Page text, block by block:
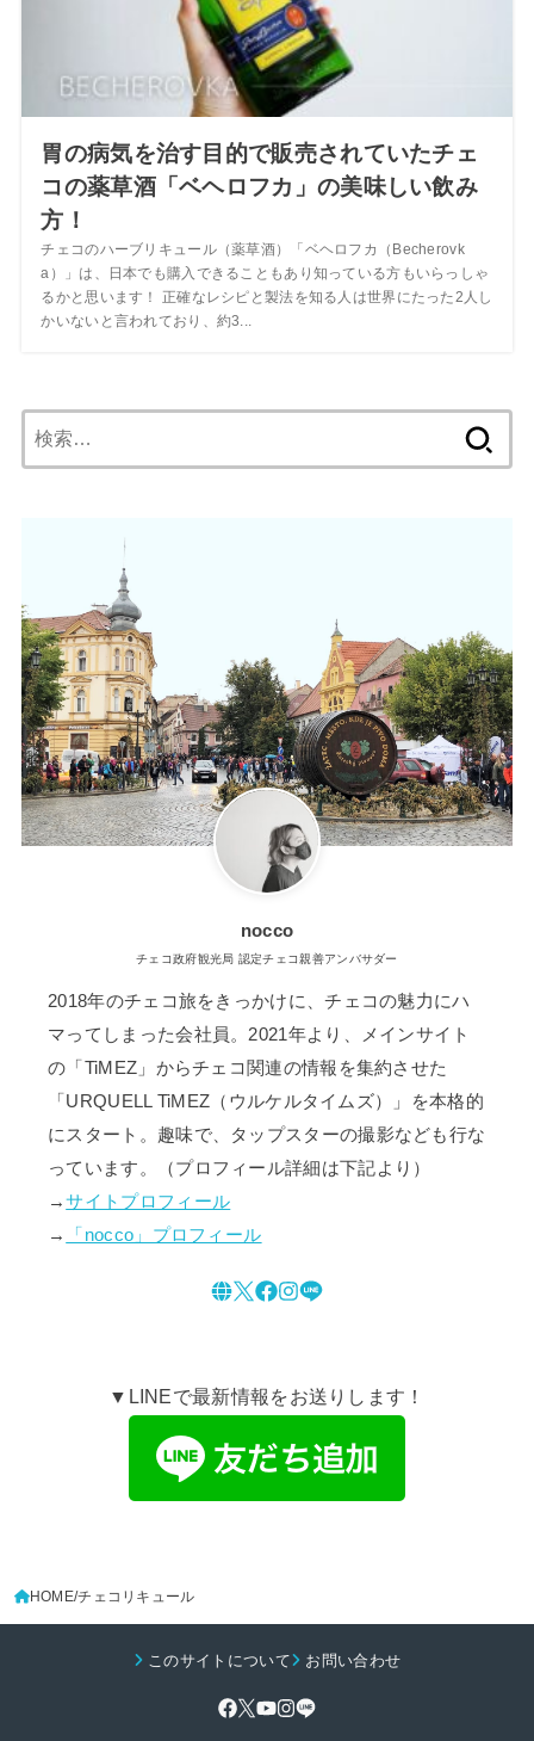
胃の病気を治す目的で販売されていたチェ
コの薬草酒「ベヘロフカ」の美味しい飲み
方！
チェコのハーブリキュール（薬草酒）「ベヘロフカ（Becherovk
a）」は、日本でも購入できることもあり知っている方もいらっしゃ
るかと思います！ 正確なレシピと製法を知る人は世界にたった2人し
かいないと言われており、約3...
索:
nocco
チェコ政府観光局 認定チェコ親善アンバサダー
2018年のチェコ旅をきっかけに、チェコの魅力にハ
マってしまった会社員。2021年より、メインサイト
の「TiMEZ」からチェコ関連の情報を集約させた
「URQUELL TiMEZ（ウルケルタイムズ）」を本格的
にスタート。趣味で、タップスターの撮影なども行な
っています。（プロフィール詳細は下記より）
→サイトプロフィール
→
「nocco」プロフィール
▼LINEで最新情報をお送りします！
HOME チェコリキュール
このサイトについて お問い合わせ